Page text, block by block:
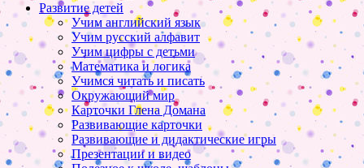
Развитие детей
Учим английский язык
Учим русский алфавит
Учим цифры с детьми
Математика и логика
Учимся читать и писать
Окружающий мир
Карточки Глена Домана
Развивающие карточки
Развивающие и дидактические игры
Презентации и видео